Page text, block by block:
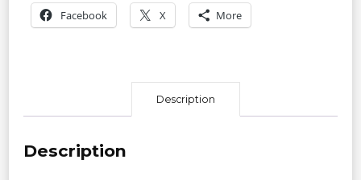
Facebook X More
Description
Description